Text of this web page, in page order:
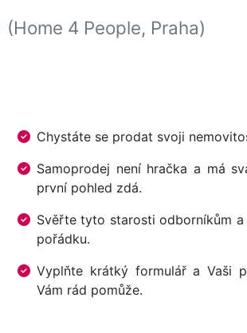
(Home 4 People, Praha)
Chystáte se prodat svoji
Samoprodej není hračka a má
první pohled zdá.
Svěřte tyto starosti odborníkům
pořádku.
Vyplňte krátký formulář a Vaši
Vám rád pomůže.